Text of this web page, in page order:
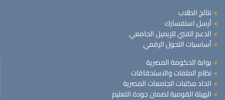
نتائج الطلاب
أرسل استفسارك
الدعم الفني للإيميل الجامعي
أساسيات التحول الرقمي
بوابة الحكومة المصرية
نظام الملفات والاستحقاقات
اتحاد مكتبات الجامعات المصرية
الهيئة القومية لضمان جودة التعليم